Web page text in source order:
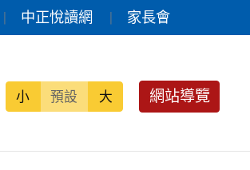
中正悅讀網 家長會
小 預設 大 網站導覽